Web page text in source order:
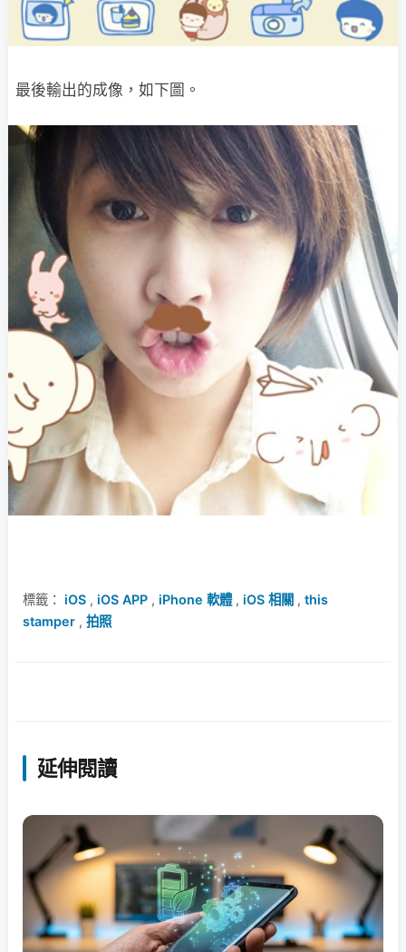
最後輸出的成像，如下圖。
標籤： iOS , iOS APP , iPhone 軟體, iOS 相關 , this
stamper , 拍照
延伸閱讀